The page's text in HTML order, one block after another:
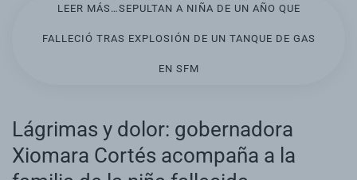
LEER MÁS…SEPULTAN A NIÑA DE UN AÑO QUE
FALLECIÓ TRAS EXPLOSIÓN DE UN TANQUE DE GAS
EN SFM
Lágrimas y dolor: gobernadora
Xiomara Cortés acompaña a la